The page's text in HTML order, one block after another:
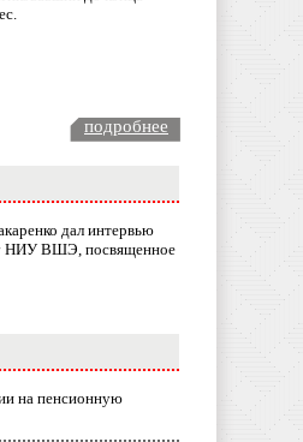
подробнее
дал интервью
НИУ ВШЭ, посвященное
на пенсионную